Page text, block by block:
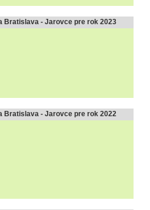
Bratislava - Jarovce pre rok 2023
Bratislava - Jarovce pre rok 2022